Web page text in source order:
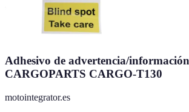
Adhesivo de advertencia/información
CARGOPARTS CARGO-T130
motointegrator.es